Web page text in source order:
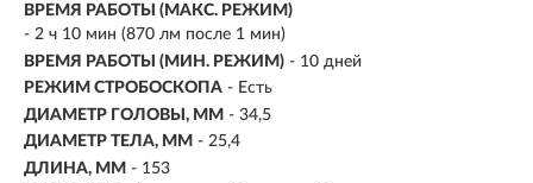
ВРЕМЯ РАБОТЫ (МАКС. РЕЖИМ)
- 2 ч 10 мин (870 лм после 1 мин)
ВРЕМЯ РАБОТЫ (МИН. РЕЖИМ) - 10 дней
РЕЖИМ СТРОБОСКОПА - Есть
ДИАМЕТР ГОЛОВЫ, ММ - 34,5
ДИАМЕТР ТЕЛА, ММ - 25,4
ДЛИНА, ММ - 153